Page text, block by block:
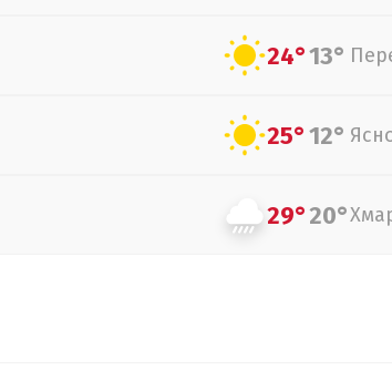
24°13°
25°12°
29°20°